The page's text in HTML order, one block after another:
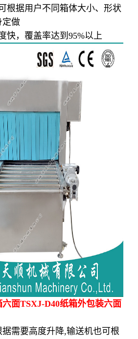
据用户不同箱体大小、形状
定做
，覆盖率达到95%以上
面TSXJ-D40纸箱外包装六面
要高度升降,输送机也可根